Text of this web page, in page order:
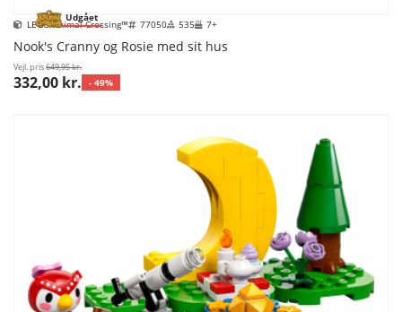
Udgået
LEGO Animal Crossing™ 77050 535 7+
Nook's Cranny og Rosie med sit hus
Vejl. pris649,95 kr.
332,00 kr. - 49%